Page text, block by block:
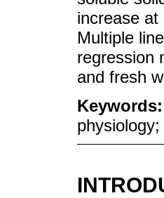
increase
Multiple
regression
and fresh
Keywords: